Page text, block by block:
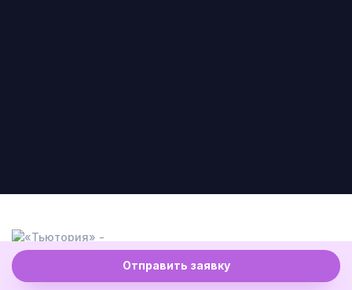
Отправить заявку
Абитуриентам Студентам Партнерам